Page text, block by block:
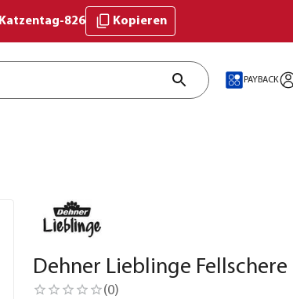
Katzentag-826 Kopieren
PAYBACK
Dehner Lieblinge Fellschere
(0)